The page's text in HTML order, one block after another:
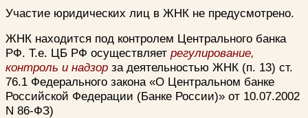
Участие юридических лиц в ЖНК не предусмотрено.
ЖНК находится под контролем Центрального банка
РФ. Т.е. ЦБ РФ осуществляет регулирование,
контроль и надзор за деятельностью ЖНК (п. 13) ст.
76.1 Федерального закона «О Центральном банке
Российской Федерации (Банке России)» от 10.07.2002
N 86-ФЗ)